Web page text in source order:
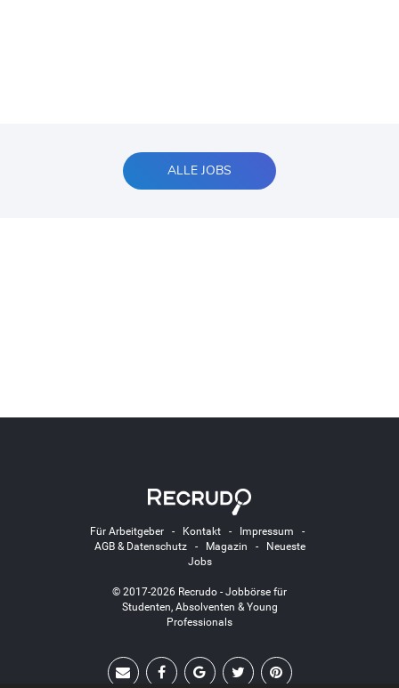
ALLE JOBS
Für Arbeitgeber- Kontakt- Impressum -
AGB & Datenschutz- Magazin -
Neueste
Jobs
© 2017-2026 Recrudo - Jobbörse für
Studenten, Absolventen & Young
Professionals